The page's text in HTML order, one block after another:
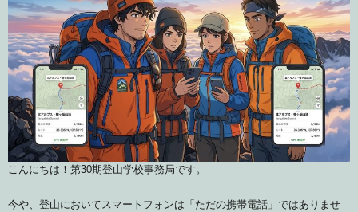
こんにちは！第30期登山学校事務局です。
今や、登山においてスマートフォンは「ただの携帯電話」ではありませ